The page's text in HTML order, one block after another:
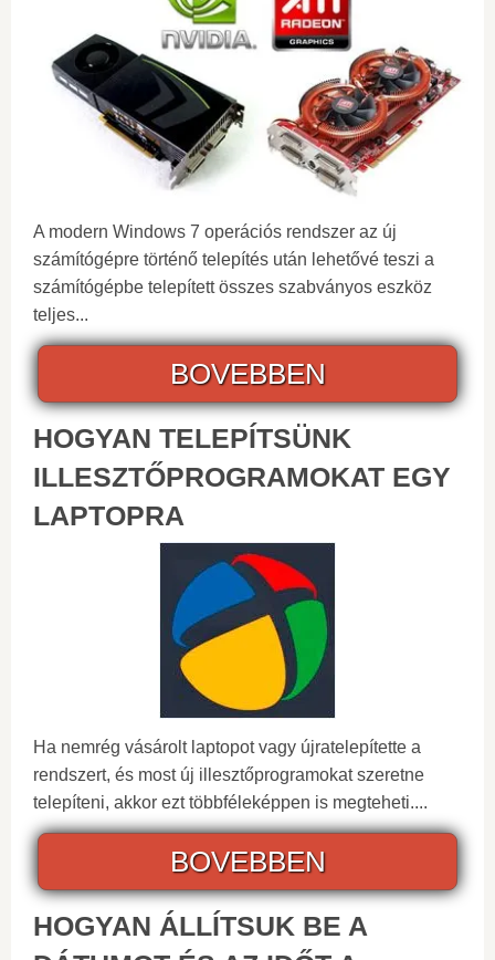
A modern Windows 7 operációs rendszer az új
számítógépre történő telepítés után lehetővé teszi a
számítógépbe telepített összes szabványos eszköz
teljes...
BOVEBBEN
HOGYAN TELEPÍTSÜNK
ILLESZTŐPROGRAMOKAT EGY
LAPTOPRA
Ha nemrég vásárolt laptopot vagy újratelepítette a
rendszert, és most új illesztőprogramokat szeretne
telepíteni, akkor ezt többféleképpen is megteheti....
BOVEBBEN
HOGYAN ÁLLÍTSUK BE A